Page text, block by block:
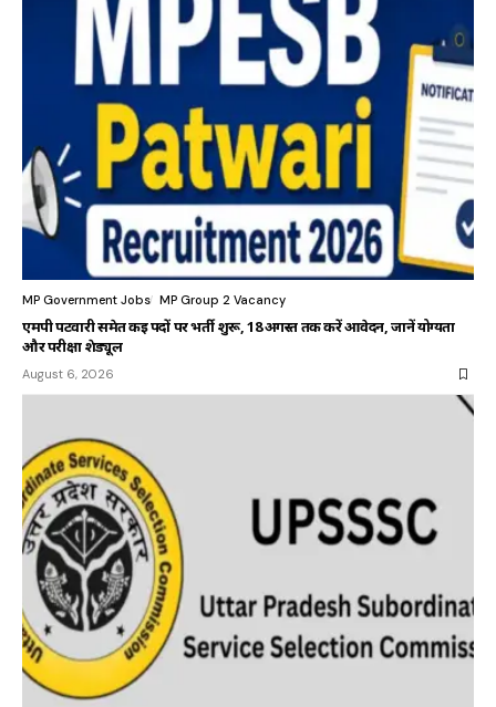
MP Government Jobs MP Group 2 Vacancy
एमपी पटवारी समेत कई पदों पर भर्ती शुरू, 18 अगस्त तक करें आवेदन, जानें योग्यता
और परीक्षा शेड्यूल
August 6, 2026